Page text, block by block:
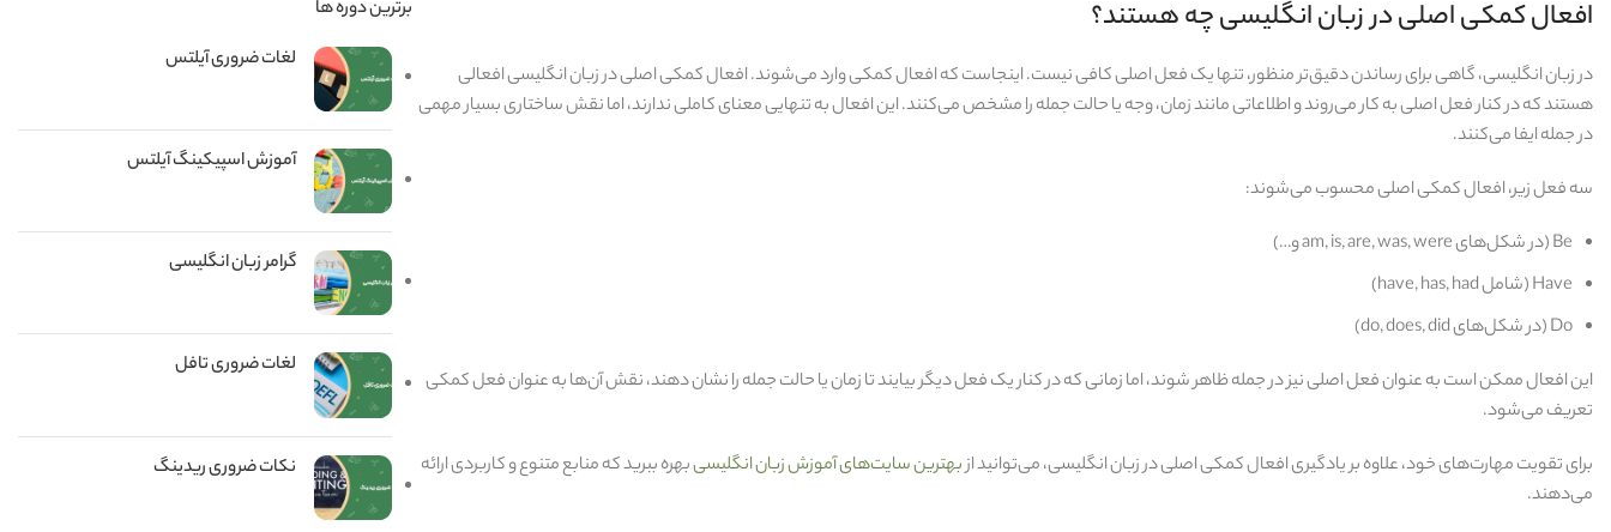
افعال کمکی اصلی در زبان انگلیسی چه هستند؟
در زبان انگلیسی، گاهی برای رساندن دقیق‌تر منظور، تنها یک فعل اصلی کافی نیست. اینجاست که افعال کمکی وارد می‌شوند. افعال کمکی اصلی در زبان انگلیسی افعالی
هستند که در کنار فعل اصلی به کار می‌روند و اطلاعاتی مانند زمان، وجه یا حالت جمله را مشخص می‌کنند. این افعال به‌ تنهایی معنای کاملی ندارند، اما نقش ساختاری بسیار مهمی
در جمله ایفا می‌کنند.
سه فعل زیر، افعال کمکی اصلی محسوب می‌شوند:
Be (در شکل‌های am, is, are, was, were و…)
Have (شامل have, has, had)
Do (در شکل‌های do, does, did)
این افعال ممکن است به عنوان فعل اصلی نیز در جمله ظاهر شوند، اما زمانی که در کنار یک فعل دیگر بیایند تا زمان یا حالت جمله را نشان دهند، نقش آن‌ها به عنوان فعل کمکی
تعریف می‌شود.
برای تقویت مهارت‌های خود، علاوه بر یادگیری افعال کمکی اصلی در زبان انگلیسی، می‌توانید ازبهترین سایت‌های آموزش زبان انگلیسیبهره ببرید که منابع متنوع و کاربردی ارائه
می‌دهند.
برترین دوره ها
لغات ضروری آیلتس
آموزش اسپیکینگ آیلتس
گرامر زبان انگلیسی
لغات ضروری تافل
نکات ضروری ریدینگ